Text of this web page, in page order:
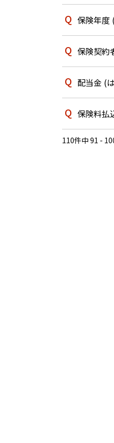
保険年度
保険契約
配当金 (
保険料払
110件中 91 -